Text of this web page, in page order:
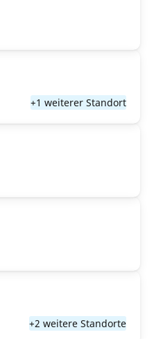
+1 weiterer Standort
+2 weitere Standorte